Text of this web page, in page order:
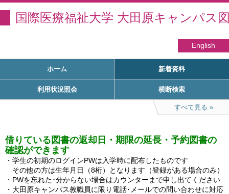
国際医療福祉大学 大田原キャンパス
English
ホーム 新着資料
利用状況照会 横断検索
すべて見る
借りている図書の返却日・期限の延長・予約図書の
確認ができます
・学生の初期のログインPWは入学時に配布したものです
その他の方は生年月日（8桁）となります（登録がある場合のみ）
・PWを忘れた･分からない場合はカウンターまで申し出てください
・大田原キャンパス教職員に限り電話･メールでの問い合わせに対応